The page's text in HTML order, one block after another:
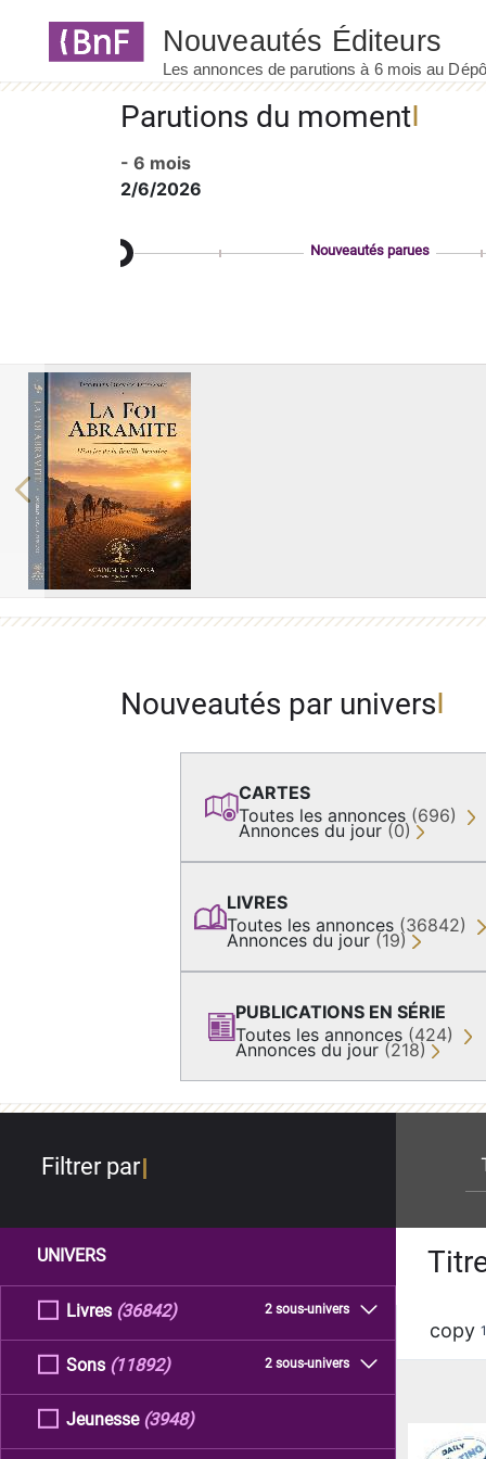
Parutions du moment
- 6 mois
2/6/2026
Nouveautés parues
Previous
Nouveautés par univers
CARTES
Toutes les annonces (696)
Annonces du jour (0)
LIVRES
Toutes les annonces (36842)
Annonces du jour (19)
PUBLICATIONS EN SÉRIE
Toutes les annonces (424)
Annonces du jour (218)
Filtrer par
UNIVERS
Livres 2 sous-univers
(36842)
Sons 2 sous-univers
(11892)
Jeunesse (3948)
copy